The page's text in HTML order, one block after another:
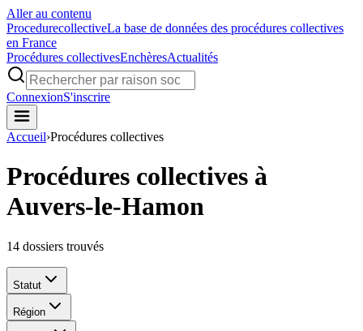
Aller au contenu
ProcedurecollectiveLa base de données des procédures collectives
en France
Procédures collectivesEnchèresActualités
ConnexionS'inscrire
Accueil›Procédures collectives
Procédures collectives à
Auvers-le-Hamon
14 dossiers trouvés
Statut
Région